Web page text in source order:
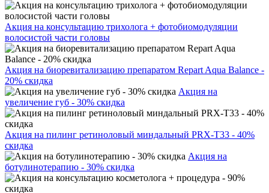
Акция на консультацию трихолога + фотобиомодуляции
волосистой части головы
Акция на биоревитализацию препаратом Repart Aqua Balance -
20% скидка
Акция на
увеличение губ - 30% скидка
Акция на пилинг ретиноловый миндальный PRX-T33 - 40%
скидка
Акция на
ботулинотерапию - 30% скидка